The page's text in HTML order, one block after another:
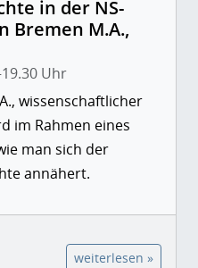
in der NS-
Bremen M.A.,
Uhr
wissenschaftlicher
im Rahmen eines
man sich der
annähert.
weiterlesen »